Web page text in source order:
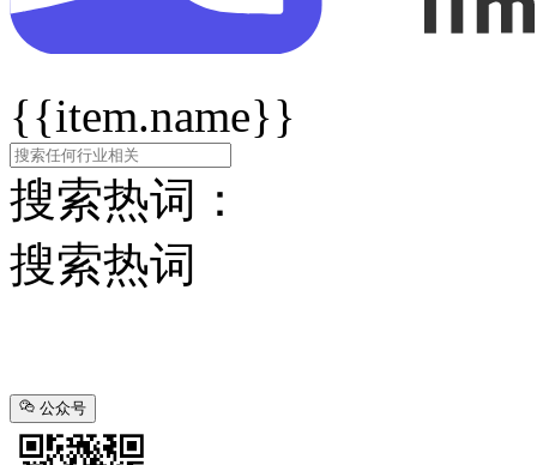
{{item.name}}
搜索热词：
搜索热词
公众号